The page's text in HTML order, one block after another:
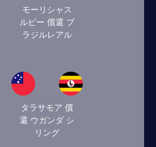
モーリシャス
ルピー 償還 ブ
ラジルレアル
タラサモア 償
還 ウガンダ シ
リング